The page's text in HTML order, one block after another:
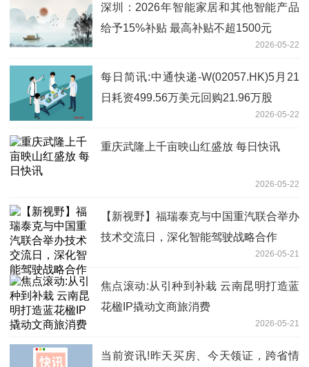
深圳：2026年智能家居和其他智能产品
给予15%补贴 最高补贴不超1500元
2026-05-22
每日简讯:中通快递-W(02057.HK)5月21
日耗资499.56万美元回购21.96万股
2026-05-22
重庆武隆上千亩映山红盛放 每日快讯
2026-05-22
【新视野】福瑞泰克与中国重汽联合举办
技术交流日，深化智能驾驶战略合作
2026-05-21
焦点滚动:从引种到补栽 云南昆明打造蓝
花楹IP撬动文商旅消费
2026-05-21
当前资讯!昨天买房、今天领证，跨省情